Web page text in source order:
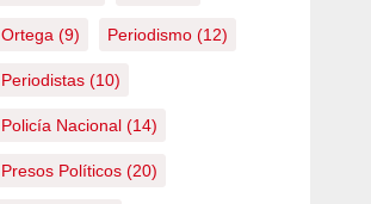
Ortega (9) Periodismo(12)
Periodistas(10)
Policía Nacional(14)
Presos Políticos(20)